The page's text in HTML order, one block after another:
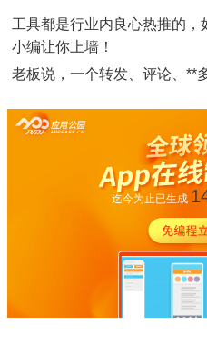
工具都是行业内良心热推的，
小编让你上墙！
老板说，一个转发、评论、**
迄今为止已生成